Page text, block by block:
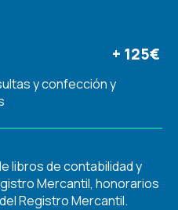
+ 125€
y confección y
libros de contabilidad y
Mercantil, honorarios
Registro Mercantil.